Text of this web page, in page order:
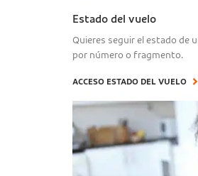
Estado del vuelo
Quieres seguir el estado de
por número o fragmento.
ACCESO ESTADO DEL VUELO